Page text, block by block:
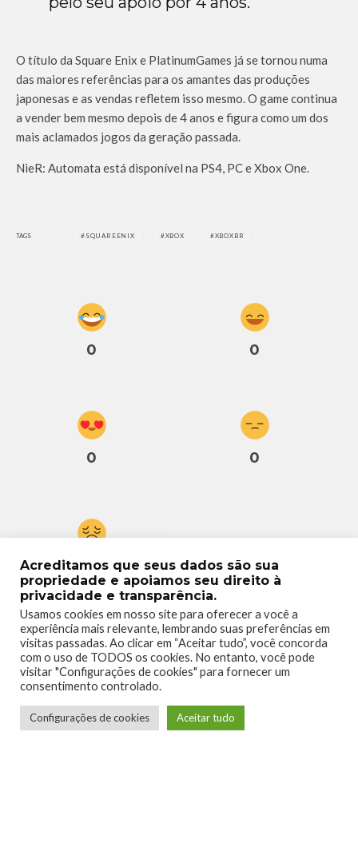
O título da Square Enix e PlatinumGames já se tornou numa
das maiores referências para os amantes das produções
japonesas e as vendas refletem isso mesmo. O game continua
a vender bem mesmo depois de 4 anos e figura como um dos
mais aclamados jogos da geração passada.
NieR: Automata está disponível na PS4, PC e Xbox One.
TAGS SQUAREENIX XBOX XBOXBR
0 0
0 0
0
Acreditamos que seus dados são sua
propriedade e apoiamos seu direito à
privacidade e transparência.
Usamos cookies em nosso site para oferecer a você a
experiência mais relevante, lembrando suas preferências em
visitas passadas. Ao clicar em “Aceitar tudo”, você concorda
com o uso de TODOS os cookies. No entanto, você pode
visitar "Configurações de cookies" para fornecer um
consentimento controlado.
Configurações de cookies Aceitar tudo